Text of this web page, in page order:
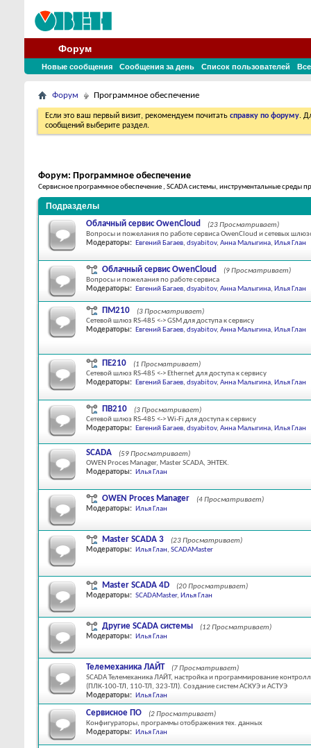
Форум
Новые сообщения Сообщения за день Список пользователей
Форум Программное обеспечение
Если это ваш первый визит, рекомендуем почитать справку по форуму.
сообщений выберите раздел.
Форум: Программное обеспечение
Сервисное программное обеспечение , SCADA системы, инструментальные среды
Подразделы
Облачный сервис OwenCloud
(23 Просматривает)
Вопросы и пожелания по работе сервиса OwenCloud и сетевых
Модераторы: Евгений Багаев, dsyabitov, Анна Малыгина, Илья Глан
Облачный сервис OwenCloud
(9 Просматривает)
Вопросы и пожелания по работе сервиса
Модераторы: Евгений Багаев, dsyabitov, Анна Малыгина, Илья Глан
ПМ210
(3 Просматривает)
Сетевой шлюз RS-485 <-> GSM для доступа к сервису
Модераторы: Евгений Багаев, dsyabitov, Анна Малыгина, Илья Глан
ПЕ210
(1 Просматривает)
Сетевой шлюз RS-485 <-> Ethernet для доступа к сервису
Модераторы: Евгений Багаев, dsyabitov, Анна Малыгина, Илья Глан
ПВ210
(3 Просматривает)
Сетевой шлюз RS-485 <-> Wi-Fi для доступа к сервису
Модераторы: Евгений Багаев, dsyabitov, Анна Малыгина, Илья Глан
SCADA
(59 Просматривает)
OWEN Proces Manager, Master SCADA, ЭНТЕК.
Модераторы: Илья Глан
OWEN Proces Manager
(4 Просматривает)
Модераторы: Илья Глан
Master SCADA 3
(23 Просматривает)
Модераторы: Илья Глан, SCADAMaster
Master SCADA 4D
(20 Просматривает)
Модераторы: SCADAMaster, Илья Глан
Другие SCADA системы
(12 Просматривает)
Модераторы: Илья Глан
Телемеханика ЛАЙТ
(7 Просматривает)
SCADA Телемеханика ЛАЙТ, настройка и программирование
(ПЛК-100-ТЛ, 110-ТЛ, 323-ТЛ). Создание систем АСКУЭ и АСТУЭ
Модераторы: Илья Глан
Сервисное ПО
(2 Просматривает)
Конфигураторы, программы отображения тех. данных
Модераторы: Илья Глан